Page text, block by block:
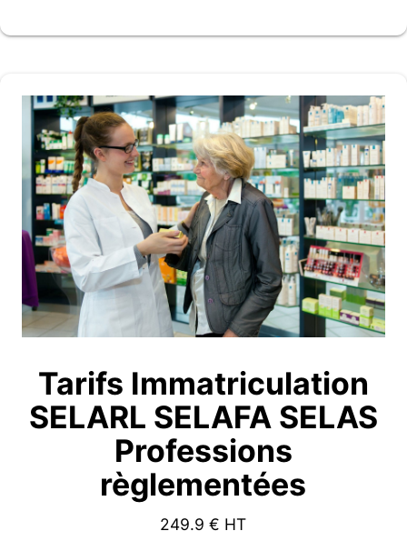
Tarifs Immatriculation
SELARL SELAFA SELAS
Professions
règlementées
249.9 € HT